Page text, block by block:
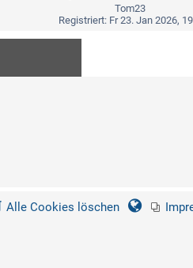
Tom23
Registriert: Fr 23. Jan 2026,
Alle Cookies löschen